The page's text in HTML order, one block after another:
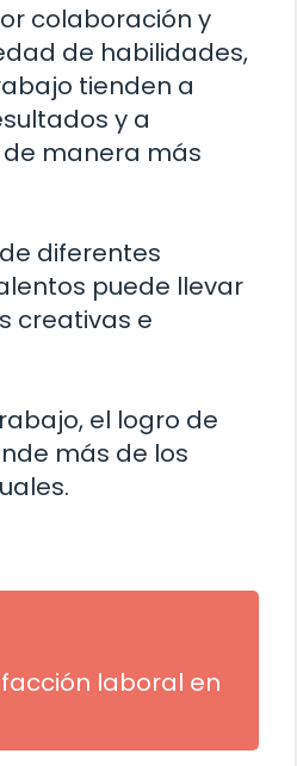
colaboración y
de habilidades,
tienden a
y a
manera más
diferentes
puede llevar
creativas e
el logro de
más de los
laboral en